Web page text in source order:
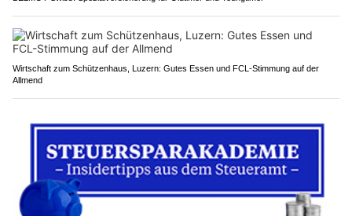
Wirtschaft zum Schützenhaus, Luzern: Gutes Essen und FCL-Stimmung auf der
Allmend